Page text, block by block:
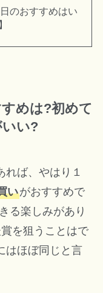
のおすすめはい
めは?初めて
い?
れば、やはり１
いがおすすめで
る楽しみがあり
を狙うことはで
はほぼ同じと言